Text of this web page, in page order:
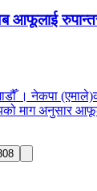
आफूलाई
। नेकपा
माग अनुसार